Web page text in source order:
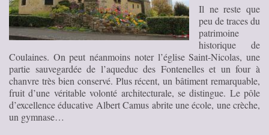
Il ne reste que
peu de traces du
patrimoine
historique de
Coulaines. On peut néanmoins noter l’église Saint-Nicolas, une
partie sauvegardée de l’aqueduc des Fontenelles et un four à
chanvre très bien conservé. Plus récent, un bâtiment remarquable,
fruit d’une véritable volonté architecturale, se distingue. Le pôle
d’excellence éducative Albert Camus abrite une école, une crèche,
un gymnase…